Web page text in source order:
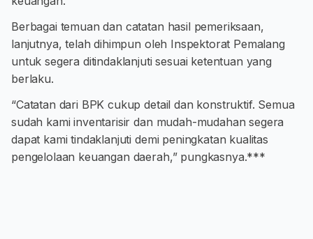
Berbagai temuan dan catatan hasil pemeriksaan,
lanjutnya, telah dihimpun oleh Inspektorat Pemalang
untuk segera ditindaklanjuti sesuai ketentuan yang
berlaku.
“Catatan dari BPK cukup detail dan konstruktif. Semua
sudah kami inventarisir dan mudah-mudahan segera
dapat kami tindaklanjuti demi peningkatan kualitas
pengelolaan keuangan daerah,” pungkasnya.***